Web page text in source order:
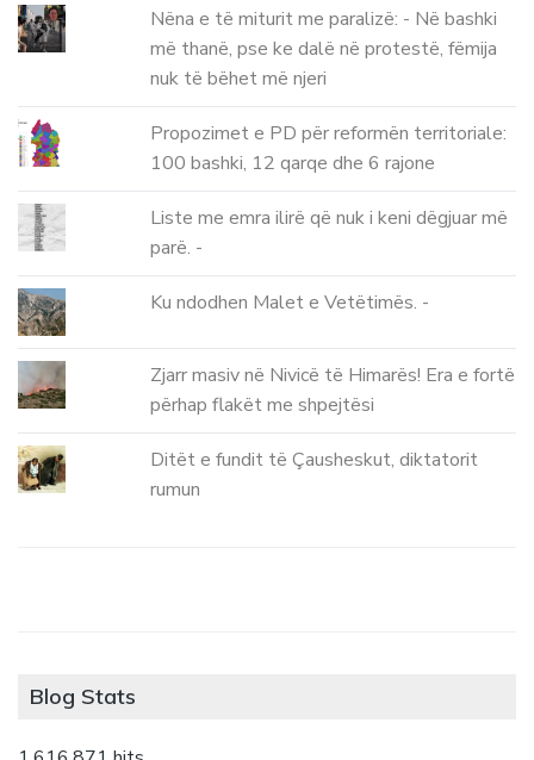
Nëna e të miturit me paralizë: - Në bashki
më thanë, pse ke dalë në protestë, fëmija
nuk të bëhet më njeri
Propozimet e PD për reformën territoriale:
100 bashki, 12 qarqe dhe 6 rajone
Liste me emra ilirë që nuk i keni dëgjuar më
parë. -
Ku ndodhen Malet e Vetëtimës. -
Zjarr masiv në Nivicë të Himarës! Era e fortë
përhap flakët me shpejtësi
Ditët e fundit të Çausheskut, diktatorit
rumun
Blog Stats